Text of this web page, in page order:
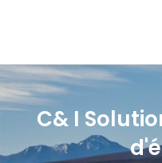
C& I